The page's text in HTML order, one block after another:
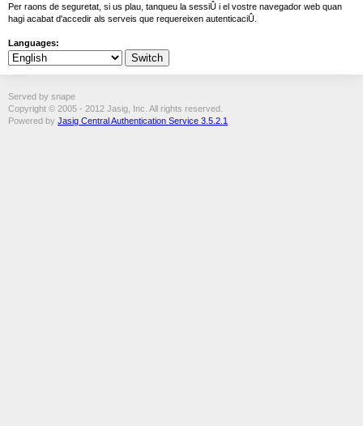
Per raons de seguretat, si us plau, tanqueu la sessiÛ i el vostre navegador web quan
hagi acabat d'accedir als serveis que requereixen autenticaciÛ.
Languages:
Served by snape
Copyright © 2005 - 2012 Jasig, Inc. All rights reserved.
Powered by Jasig Central Authentication Service 3.5.2.1